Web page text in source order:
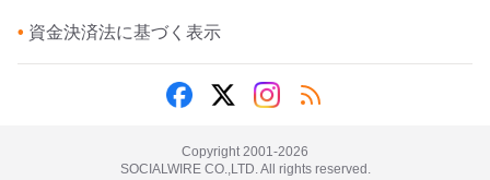
• 資金決済法に基づく表示
Copyright 2001-2026
SOCIALWIRE CO.,LTD. All rights reserved.